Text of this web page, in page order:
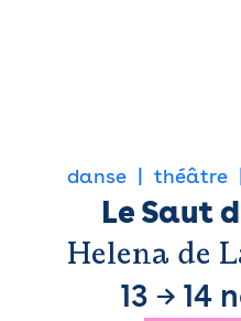
danse théâtre
Le Saut
Helena de
13 → 14